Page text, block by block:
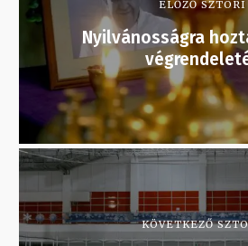
ELŐZŐ SZTORI
Nyilvánosságra
KÖVETKEZŐ